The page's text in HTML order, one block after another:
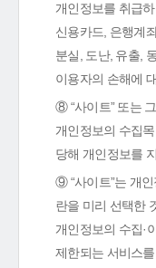
개인정보를 취급
신용카드, 은행계
분실, 도난, 유출,
이용자의 손해에
⑧ “사이트” 또는
개인정보의 수집
당해 개인정보를
⑨ “사이트”는 개
란을 미리 선택한
개인정보의 수집·
제한되는 서비스